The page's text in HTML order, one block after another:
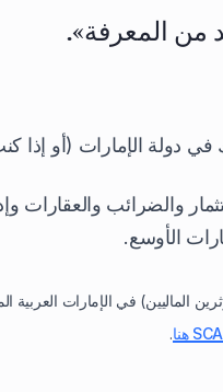
من المعرفة».
دولة الإمارات (أو إذا
والضرائب والعقارات
الأوسع.
الماليين) في الإمارات
.